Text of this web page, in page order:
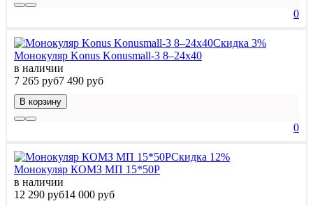
0
Скидка 3%
Монокуляр Konus Konusmall-3 8–24x40
в наличии
7 265 руб7 490 руб
В корзину
0
Скидка 12%
Монокуляр КОМЗ МП 15*50Р
в наличии
12 290 руб14 000 руб